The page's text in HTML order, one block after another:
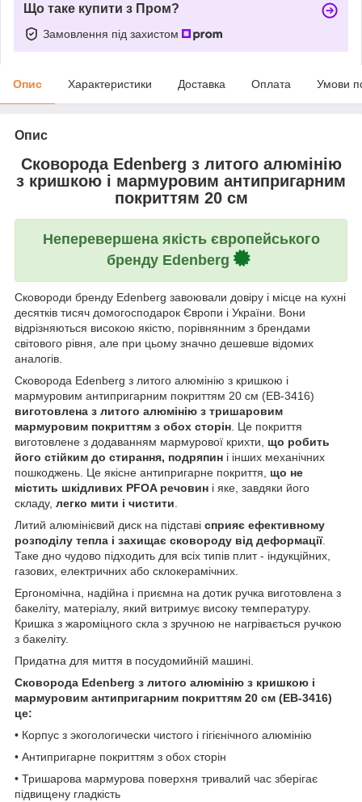
Що таке купити з Пром?
Замовлення під захистом
Опис Характеристики Доставка Оплата Умови
Опис
Сковорода Edenberg з литого алюмінію
з кришкою і мармуровим антипригарним
покриттям 20 см
Неперевершена якість європейського
бренду Edenberg
Сковороди бренду Edenberg завоювали довіру і місце на кухні
десятків тисяч домогосподарок Європи і України. Вони
відрізняються високою якістю, порівнянним з брендами
світового рівня, але при цьому значно дешевше відомих
аналогів.
Сковорода Edenberg з литого алюмінію з кришкою і
мармуровим антипригарним покриттям 20 см (EB-3416)
виготовлена з литого алюмінію з тришаровим
мармуровим покриттям з обох сторін. Це покриття
виготовлене з додаванням мармурової крихти, що робить
його стійким до стирання, подряпин і інших механічних
пошкоджень. Це якісне антипригарне покриття, що не
містить шкідливих PFOA речовин і яке, завдяки його
складу, легко мити і чистити.
Литий алюмінієвий диск на підставі сприяє ефективному
розподілу тепла і захищає сковороду від деформації.
Таке дно чудово підходить для всіх типів плит - індукційних,
газових, електричних або склокерамічних.
Ергономічна, надійна і приємна на дотик ручка виготовлена з
бакеліту, матеріалу, який витримує високу температуру.
Кришка з жароміцного скла з зручною не нагрівається ручкою
з бакеліту.
Придатна для миття в посудомийній машині.
Сковорода Edenberg з литого алюмінію з кришкою і
мармуровим антипригарним покриттям 20 см (EB-3416)
це:
• Корпус з экогологически чистого і гігієнічного алюмінію
• Антипригарне покриттям з обох сторін
• Тришарова мармурова поверхня тривалий час зберігає
підвищену гладкість